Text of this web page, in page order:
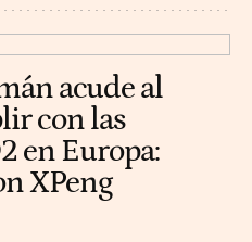
acude al
con las
en Europa:
XPeng